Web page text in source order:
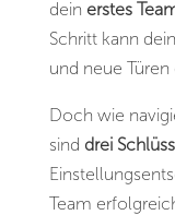
dein erstes
Schritt kann
und neue Türen
Doch wie
sind drei
Team